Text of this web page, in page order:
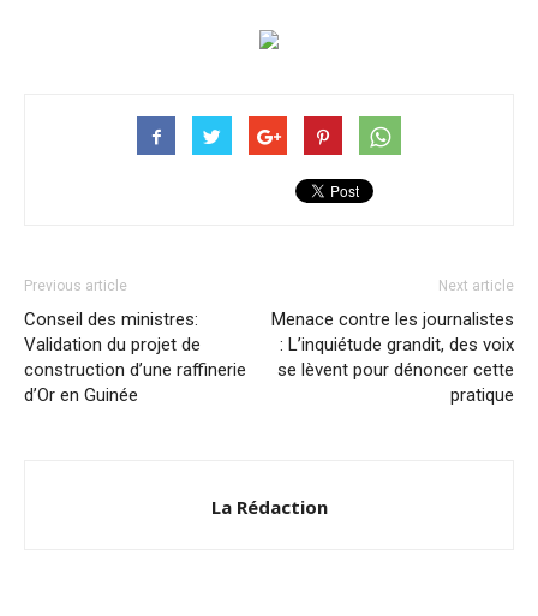
Previous article
Conseil des ministres:
Validation du projet de
construction d’une raffinerie
d’Or en Guinée
Next article
Menace contre les journalistes
: L’inquiétude grandit, des voix
se lèvent pour dénoncer cette
pratique
La Rédaction